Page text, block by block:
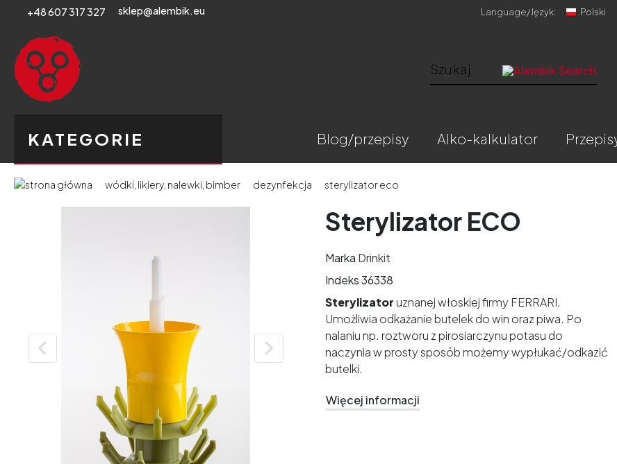
+48 607 317 327 sklep@alembik.eu Language/Język: Polski
KATEGORIE blog/przepisy alko-kalkulator
wódki, likiery, nalewki, bimber dezynfekcja sterylizator eco
 
Sterylizator ECO
Marka Drinkit
Indeks36338
Sterylizatoruznanej włoskiej firmy FERRARI.
Umożliwia odkażanie butelek do win oraz piwa. Po
nalaniu np. roztworu z pirosiarczynu potasu do
naczynia w prosty sposób możemy wypłukać/odkazić
butelki.
Więcej informacji